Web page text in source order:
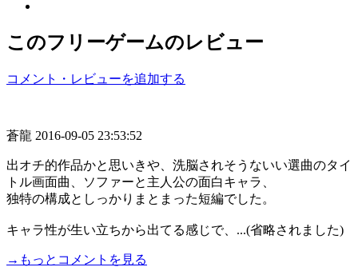
このフリーゲームのレビュー
コメント・レビューを追加する
蒼龍 2016-09-05 23:53:52
出オチ的作品かと思いきや、洗脳されそうないい選曲のタイ
トル画面曲、ソファーと主人公の面白キャラ、
独特の構成としっかりまとまった短編でした。
キャラ性が生い立ちから出てる感じで、...(省略されました)
→もっとコメントを見る